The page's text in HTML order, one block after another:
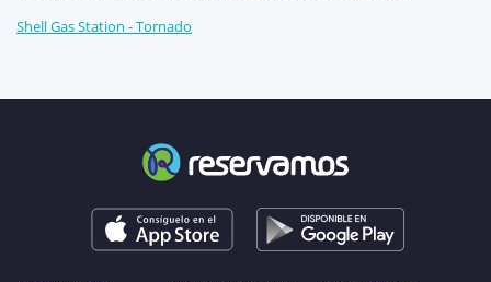
Shell Gas Station - Tornado